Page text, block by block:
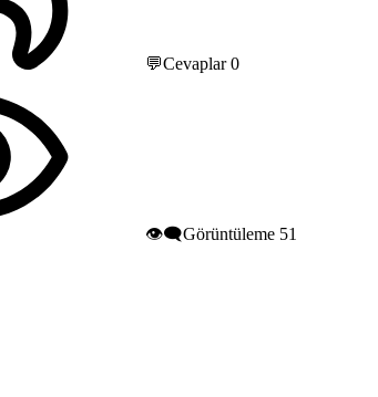
💬Cevaplar0
👁️‍🗨️Görüntüleme 51